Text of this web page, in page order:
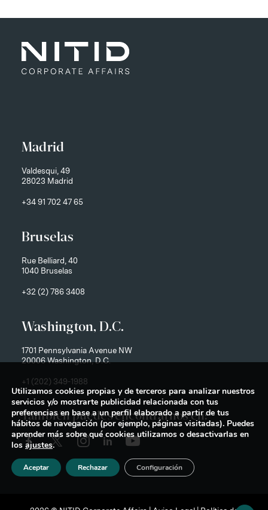
Madrid
Valdesqui, 49
28023 Madrid
+34 91 702 47 65
Bruselas
Rue Belliard, 40
1040 Bruselas
+32 (2) 786 3408
Washington, D.C.
1701 Pennsylvania Avenue NW
20006 Washington, D.C.
+1 (202) 349-1988
También puedes encontrarnos en:
Utilizamos cookies propias y de terceros para analizar nuestros
servicios y/o mostrarte publicidad relacionada con tus
preferencias en base a un perfil elaborado a partir de tus
hábitos de navegación (por ejemplo, páginas visitadas). Puedes
aprender más sobre qué cookies utilizamos o desactivarlas en
los ajustes.
Aceptar Rechazar Configuración